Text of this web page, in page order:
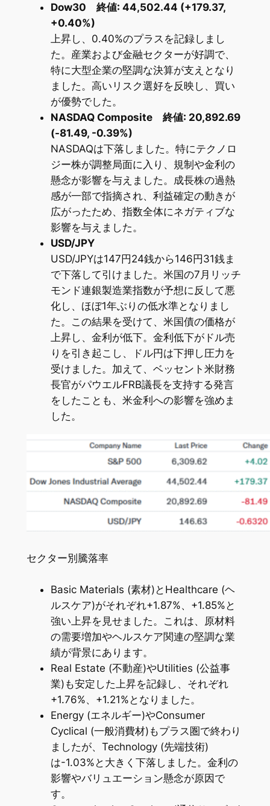
Dow30 終値: 44,502.44 (+179.37,
+0.40%)
上昇し、0.40%のプラスを記録しまし
た。産業および金融セクターが好調で、
特に大型企業の堅調な決算が支えとなり
ました。高いリスク選好を反映し、買い
が優勢でした。
NASDAQ Composite 終値: 20,892.69
(-81.49, -0.39%)
NASDAQは下落しました。特にテクノロ
ジー株が調整局面に入り、規制や金利の
懸念が影響を与えました。成長株の過熱
感が一部で指摘され、利益確定の動きが
広がったため、指数全体にネガティブな
影響を与えました。
USD/JPY
USD/JPYは147円24銭から146円31銭ま
で下落して引けました。米国の7月リッチ
モンド連銀製造業指数が予想に反して悪
化し、ほぼ1年ぶりの低水準となりまし
た。この結果を受けて、米国債の価格が
上昇し、金利が低下。金利低下がドル売
りを引き起こし、ドル円は下押し圧力を
受けました。加えて、ベッセント米財務
長官がパウエルFRB議長を支持する発言
をしたことも、米金利への影響を強めま
した。
セクター別騰落率
Basic Materials (素材)とHealthcare (ヘ
ルスケア)がそれぞれ+1.87%、+1.85%と
強い上昇を見せました。これは、原材料
の需要増加やヘルスケア関連の堅調な業
績が背景にあります。
Real Estate (不動産)やUtilities (公益事
業)も安定した上昇を記録し、それぞれ
+1.76%、+1.21%となりました。
Energy (エネルギー)やConsumer
Cyclical (一般消費材)もプラス圏で終わり
ましたが、Technology (先端技術)
は-1.03%と大きく下落しました。金利の
影響やバリュエーション懸念が原因で
す。